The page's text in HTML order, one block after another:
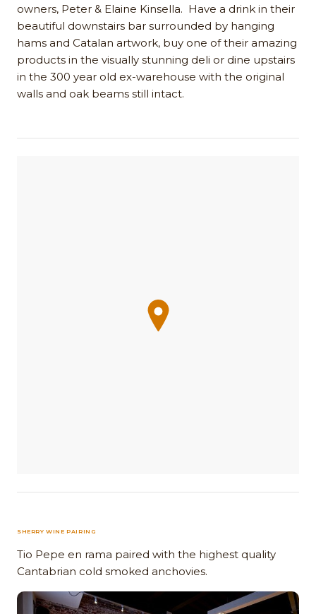
owners, Peter & Elaine Kinsella. Have a drink in their
beautiful downstairs bar surrounded by hanging
hams and Catalan artwork, buy one of their amazing
products in the visually stunning deli or dine upstairs
in the 300 year old ex-warehouse with the original
walls and oak beams still intact.
SHERRY WINE PAIRING
Tio Pepe en rama paired with the highest quality
Cantabrian cold smoked anchovies.